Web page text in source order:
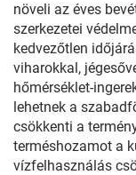
növeli az éves
szerkezetei
kedvezőtlen
viharokkal,
hőmérséklet-
lehetnek a
csökkenti a
terméshozamot a
vízfelhasználás